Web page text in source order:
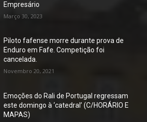
Empresário
Março 30, 2023
Piloto fafense morre durante prova de
Enduro em Fafe. Competição foi
cancelada.
Novembro 20, 2021
Emoções do Rali de Portugal regressam
este domingo à ‘catedral’ (C/HORÁRIO E
MAPAS)